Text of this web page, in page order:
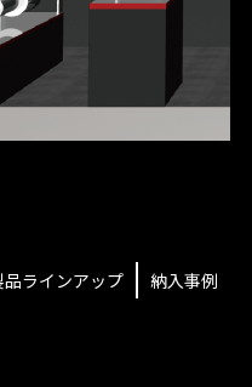
品ラインアップ 納入事例